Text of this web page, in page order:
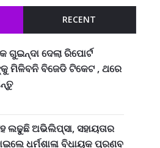
RECENT
ଗୁଇନ୍ଦା ଦେଲା ରିପୋର୍ଟ
ମିଳିବନି ବିଜେଡି ଟିକେଟ , ଥରେ
ଲଢୁଛି ଅଭିଲିପ୍ସା, ସହାୟତାର
ଧର୍ମଶାଳା ବିଧାୟକ ପ୍ରଣବ